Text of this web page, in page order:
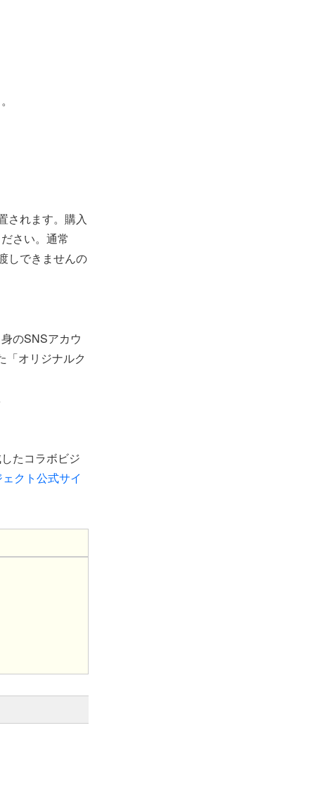
されます。購入
さい。通常
しできませんの
のSNSアカウ
「オリジナルク
たコラボビジ
クト公式サイ